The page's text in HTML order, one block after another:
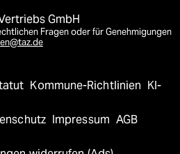
GmbH
Fragen oder für Genehmigungen
Kommune-Richtlinien KI-
Impressum AGB